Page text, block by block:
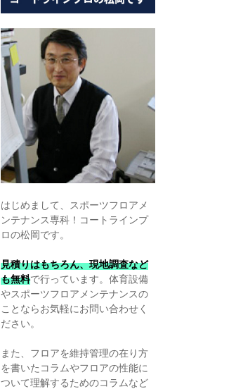
はじめまして、スポーツフロアメ
ンテナンス専科！コートラインプ
ロの松岡です。
見積りはもちろん、現地調査など
も無料で行っています。体育設備
やスポーツフロアメンテナンスの
ことならお気軽にお問い合わせく
ださい。
また、フロアを維持管理の在り方
を書いたコラムやフロアの性能に
ついて理解するためのコラムなど